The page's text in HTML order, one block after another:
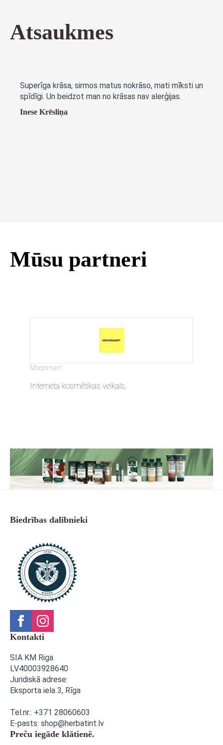
Atsaukmes
Superīga krāsa, sirmos matus nokrāso, mati mīksti un
spīdīgi. Un beidzot man no krāsas nav alerģijas.
Inese Krēsliņa
Mūsu partneri
Moonmart
Interneta kosmētikas veikals.
Biedrības dalībnieki
Kontakti
SIA KM Riga
LV40003928640
Juridiskā adrese:
Eksporta iela 3, Rīga
Tel.nr.: +371 28060603
E-pasts: shop@herbatint.lv
Preču iegāde klātienē.